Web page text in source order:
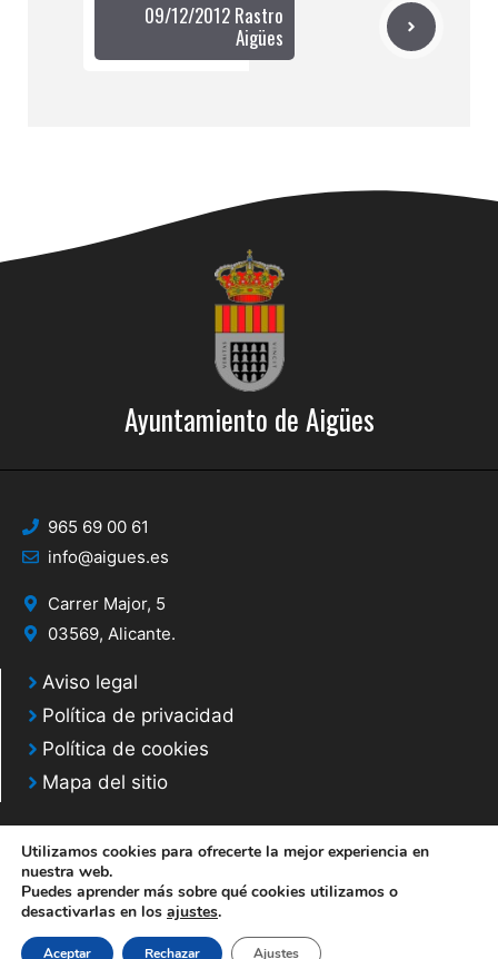
09/12/2012 Rastro
Aigües
Ayuntamiento de Aigües
965 69 00 61
info@aigues.es
Carrer Major, 5
03569, Alicante.
Aviso legal
Política de privacidad
Política de cookies
Mapa del sitio
© 2020 Web desarrollada por el Servicio de Informática de Diputación de
Utilizamos cookies para ofrecerte la mejor experiencia en
nuestra web.
Puedes aprender más sobre qué cookies utilizamos o
desactivarlas en los ajustes.
Aceptar Rechazar Ajustes